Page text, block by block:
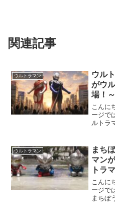
関連記事
ウルトラマン
ウル
がウ
場！
う！～
こんに
ージで
ルトラ
グでは
す...
ウルトラマン
まち
マン
トラ
す！～
こんに
ージで
まちぼ